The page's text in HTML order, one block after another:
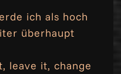
ich als hoch
überhaupt
leave it, change